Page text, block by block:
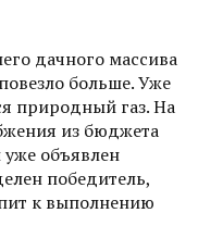
дачного массива
больше. Уже
природный газ. На
из бюджета
объявлен
победитель,
к выполнению